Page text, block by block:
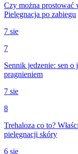
Czy można prostować
Pielęgnacja po zabiegu
7 sie
7
Sennik jedzenie: sen
pragnieniem
7 sie
8
Trehaloza co to?
pielęgnacji skóry
6 sie